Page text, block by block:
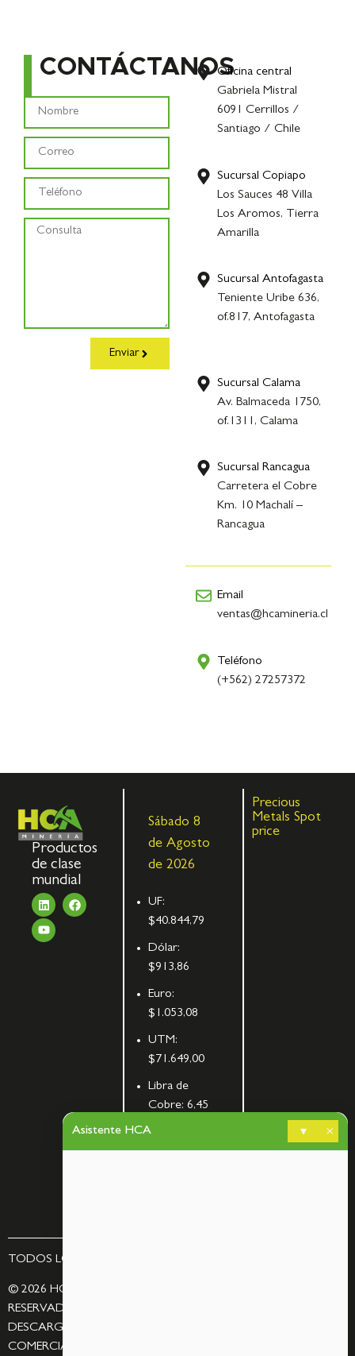
Asistente HCA ▾ ×
CONTÁCTANOS
Enviar
Oficina central
Gabriela Mistral
6091 Cerrillos /
Santiago / Chile
Sucursal Copiapo
Los Sauces 48 Villa
Los Aromos, Tierra
Amarilla
Sucursal Antofagasta
Teniente Uribe 636,
of.817, Antofagasta
Sucursal Calama
Av. Balmaceda 1750,
of.1311, Calama
Sucursal Rancagua
Carretera el Cobre
Km. 10 Machalí –
Rancagua
Email
ventas@hcamineria.cl
Teléfono
(+562) 27257372
Productos
de clase
mundial
Sábado 8
de Agosto
de 2026
UF:
$40.844,79
Dólar:
$913,86
Euro:
$1.053,08
UTM:
$71.649,00
Libra de
Cobre: 6,45
de
Precious
Metals Spot
price
TODOS LOS DERECHOS RESERVADOS – BY
© 2026 HCA MINERÍA SPA. TODOS LOS DERECHOS
RESERVADOS. QUEDA PROHIBIDA LA REPRODUCCIÓN,
DESCARGA, MODIFICACIÓN, DISTRIBUCIÓN O UTILIZACIÓN
COMERCIAL DE LAS IMÁGENES Y CONTENIDOS DE ESTE